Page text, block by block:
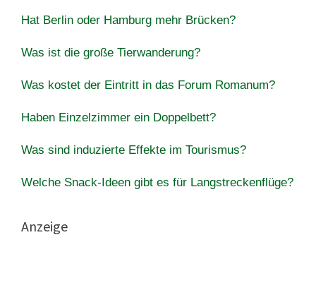
Hat Berlin oder Hamburg mehr Brücken?
Was ist die große Tierwanderung?
Was kostet der Eintritt in das Forum Romanum?
Haben Einzelzimmer ein Doppelbett?
Was sind induzierte Effekte im Tourismus?
Welche Snack-Ideen gibt es für Langstreckenflüge?
Anzeige